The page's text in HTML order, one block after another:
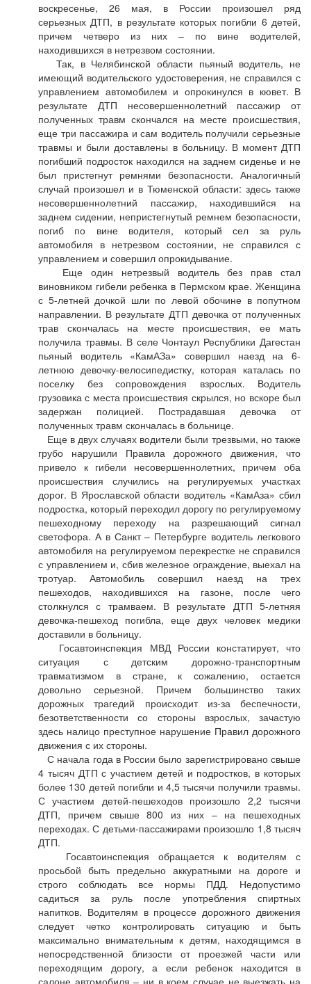
воскресенье, 26 мая, в России произошел ряд
серьезных ДТП, в результате которых погибли 6 детей,
причем четверо из них – по вине водителей,
находившихся в нетрезвом состоянии.
Так, в Челябинской области пьяный водитель, не
имеющий водительского удостоверения, не справился с
управлением автомобилем и опрокинулся в кювет. В
результате ДТП несовершеннолетний пассажир от
полученных травм скончался на месте происшествия,
еще три пассажира и сам водитель получили серьезные
травмы и были доставлены в больницу. В момент ДТП
погибший подросток находился на заднем сиденье и не
был пристегнут ремнями безопасности. Аналогичный
случай произошел и в Тюменской области: здесь также
несовершеннолетний пассажир, находившийся на
заднем сидении, непристегнутый ремнем безопасности,
погиб по вине водителя, который сел за руль
автомобиля в нетрезвом состоянии, не справился с
управлением и совершил опрокидывание.
Еще один нетрезвый водитель без прав стал
виновником гибели ребенка в Пермском крае. Женщина
с 5-летней дочкой шли по левой обочине в попутном
направлении. В результате ДТП девочка от полученных
трав скончалась на месте происшествия, ее мать
получила травмы. В селе Чонтаул Республики Дагестан
пьяный водитель «КамАЗа» совершил наезд на 6-
летнюю девочку-велосипедистку, которая каталась по
поселку без сопровождения взрослых. Водитель
грузовика с места происшествия скрылся, но вскоре был
задержан полицией. Пострадавшая девочка от
полученных травм скончалась в больнице.
Еще в двух случаях водители были трезвыми, но также
грубо нарушили Правила дорожного движения, что
привело к гибели несовершеннолетних, причем оба
происшествия случились на регулируемых участках
дорог. В Ярославской области водитель «КамАза» сбил
подростка, который переходил дорогу по регулируемому
пешеходному переходу на разрешающий сигнал
светофора. А в Санкт – Петербурге водитель легкового
автомобиля на регулируемом перекрестке не справился
с управлением и, сбив железное ограждение, выехал на
тротуар. Автомобиль совершил наезд на трех
пешеходов, находившихся на газоне, после чего
столкнулся с трамваем. В результате ДТП 5-летняя
девочка-пешеход погибла, еще двух человек медики
доставили в больницу.
Госавтоинспекция МВД России констатирует, что
ситуация с детским дорожно-транспортным
травматизмом в стране, к сожалению, остается
довольно серьезной. Причем большинство таких
дорожных трагедий происходит из-за беспечности,
безответственности со стороны взрослых, зачастую
здесь налицо преступное нарушение Правил дорожного
движения с их стороны.
С начала года в России было зарегистрировано свыше
4 тысяч ДТП с участием детей и подростков, в которых
более 130 детей погибли и 4,5 тысячи получили травмы.
С участием детей-пешеходов произошло 2,2 тысячи
ДТП, причем свыше 800 из них – на пешеходных
переходах. С детьми-пассажирами произошло 1,8 тысяч
ДТП.
Госавтоинспекция обращается к водителям с
просьбой быть предельно аккуратными на дороге и
строго соблюдать все нормы ПДД. Недопустимо
садиться за руль после употребления спиртных
напитков. Водителям в процессе дорожного движения
следует четко контролировать ситуацию и быть
максимально внимательным к детям, находящимся в
непосредственной близости от проезжей части или
переходящим дорогу, а если ребенок находится в
салоне автомобиля – ни в коем случае не выезжать на